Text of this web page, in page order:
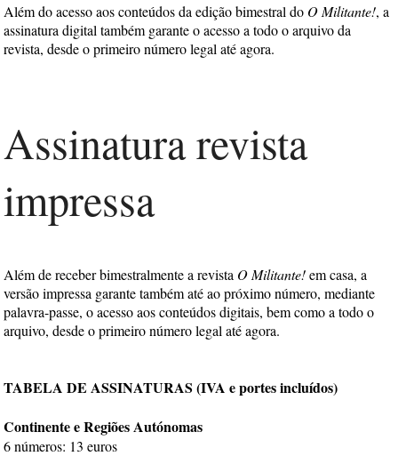
Além do acesso aos conteúdos da edição bimestral do O Militante!, a
assinatura digital também garante o acesso a todo o arquivo da
revista, desde o primeiro número legal até agora.
Assinatura revista
impressa
Além de receber bimestralmente a revista O Militante!em casa, a
versão impressa garante também até ao próximo número, mediante
palavra-passe, o acesso aos conteúdos digitais, bem como a todo o
arquivo, desde o primeiro número legal até agora.
TABELA DE ASSINATURAS (IVA e portes incluídos)
Continente e Regiões Autónomas
6 números: 13 euros